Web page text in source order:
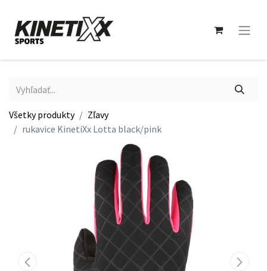
Všetky produkty
Zľavy
rukavice KinetiXx Lotta black/pink